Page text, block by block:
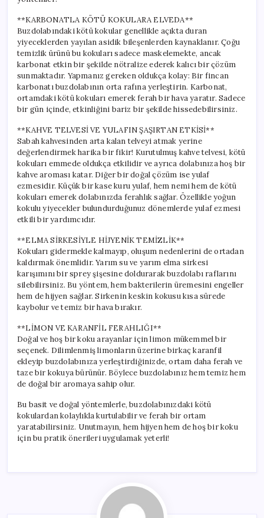
**KARBONATLA KÖTÜ KOKULARA ELVEDA**
Buzdolabındaki kötü kokular genellikle açıkta duran
yiyeceklerden yayılan asidik bileşenlerden kaynaklanır. Çoğu
temizlik ürünü bu kokuları sadece maskelemekte, ancak
karbonat etkin bir şekilde nötralize ederek kalıcı bir çözüm
sunmaktadır. Yapmanız gereken oldukça kolay: Bir fincan
karbonatı buzdolabının orta rafına yerleştirin. Karbonat,
ortamdaki kötü kokuları emerek ferah bir hava yaratır. Sadece
bir gün içinde, etkinliğini bariz bir şekilde hissedebilirsiniz.
**KAHVE TELVESİ VE YULAFIN ŞAŞIRTAN ETKİSİ**
Sabah kahvesinden arta kalan telveyi atmak yerine
değerlendirmek harika bir fikir! Kurutulmuş kahve telvesi, kötü
kokuları emmede oldukça etkilidir ve ayrıca dolabınıza hoş bir
kahve aroması katar. Diğer bir doğal çözüm ise yulaf
ezmesidir. Küçük bir kase kuru yulaf, hem nemi hem de kötü
kokuları emerek dolabınızda ferahlık sağlar. Özellikle yoğun
kokulu yiyecekler bulundurduğunuz dönemlerde yulaf ezmesi
etkili bir yardımcıdır.
**ELMA SİRKESİYLE HİJYENİK TEMİZLİK**
Kokuları gidermekle kalmayıp, oluşum nedenlerini de ortadan
kaldırmak önemlidir. Yarım su ve yarım elma sirkesi
karışımını bir sprey şişesine doldurarak buzdolabı raflarını
silebilirsiniz. Bu yöntem, hem bakterilerin üremesini engeller
hem de hijyen sağlar. Sirkenin keskin kokusu kısa sürede
kaybolur ve temiz bir hava bırakır.
**LİMON VE KARANFİL FERAHLIĞI**
Doğal ve hoş bir koku arayanlar için limon mükemmel bir
seçenek. Dilimlenmiş limonların üzerine birkaç karanfil
ekleyip buzdolabınıza yerleştirdiğinizde, ortam daha ferah ve
taze bir kokuya bürünür. Böylece buzdolabınız hem temiz hem
de doğal bir aromaya sahip olur.
Bu basit ve doğal yöntemlerle, buzdolabınızdaki kötü
kokulardan kolaylıkla kurtulabilir ve ferah bir ortam
yaratabilirsiniz. Unutmayın, hem hijyen hem de hoş bir koku
için bu pratik önerileri uygulamak yeterli!